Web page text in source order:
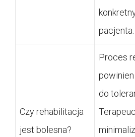
pacjenta.
Czy rehabilitacja
jest bolesna?
Proces
do